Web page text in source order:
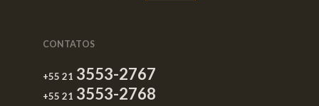
CONTATOS
+55 21 3553-2767
+55 21 3553-2768